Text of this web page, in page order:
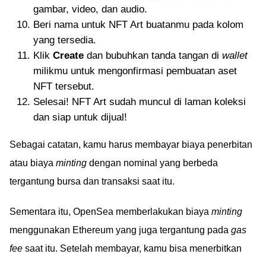
gambar, video, dan audio.
Beri nama untuk NFT Art buatanmu pada kolom
yang tersedia.
Klik Create dan bubuhkan tanda tangan di wallet
milikmu untuk mengonfirmasi pembuatan aset
NFT tersebut.
Selesai! NFT Art sudah muncul di laman koleksi
dan siap untuk dijual!
Sebagai catatan, kamu harus membayar biaya penerbitan
atau biaya minting dengan nominal yang berbeda
tergantung bursa dan transaksi saat itu.
Sementara itu, OpenSea memberlakukan biaya minting
menggunakan Ethereum yang juga tergantung pada gas
fee saat itu. Setelah membayar, kamu bisa menerbitkan